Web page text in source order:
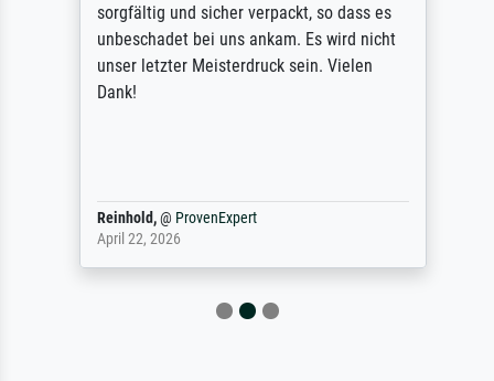
sorgfältig und sicher verpackt, so dass es
unbeschadet bei uns ankam. Es wird nicht
unser letzter Meisterdruck sein. Vielen
Dank!
Reinhold,@ProvenExpert
April 22, 2026